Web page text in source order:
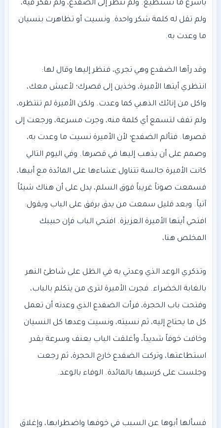
بأسرع ما تستطيع. ولم تنظر إلى الضفدع، ولم تفكر فيه،
ولم تقل له كلمة شكر واحدة. ونسيت أو تظاهرت بنسيان
وقد رآها الضفدع وهي تجري، فنظر إليها وقال لها:
انتظري أيتها الأميرة، وخذين إلى قصرك؛ لأعيش معك،
واكل من إنائك الذهبي كما وعدت. ولكن الأميرة لم تنتظره،
ولم تفف لتسمع أي كلمة منه، وجرت مسرعة، ورجعت إلى
قصرها. فتألم الضفدع؛ لأن الأميرة نسيت ما وعدت به،
وصمم على أن يذهب إليها في قصرها. وفي اليوم التالي
كانت الأميرة جالسة تتناول عشاءها على المائدة مع أبيها،
فسمعت صوتاً غريباً فوق السلم، يدل على أن هناك شيئاً
آتياً. وبعد قليل سمعت من يدق برفق على الباب ويقول:
افتحي أيتها الأميرة العزيزة. افتحي الباب فإن حبيبك
وتذكري الوعد الذي وعدتي به في الظل على شاطئ النهر
بالغابة الخضراء. فجرت الأميرة لترى من يتكلم بالباب،
وفتحت باب الحجرة، فرأت الضفدع الذي وعدته أن تعمل
كل ما يحتاج إليه، ثم نسيته، ونسيت وعدها كل النسيان
وخافت خوفاً شديداً، وأغلقت الباب بعنف وسرعة بقدر
استطاعتها، وتركت الضفدع خارج الحجرة، ثم رجعت
فسألها أبوها عن السبب في خوفها واضطرابها، وإغلاق